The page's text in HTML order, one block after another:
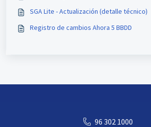
SGA Lite - Actualización (detalle técnico)
Registro de cambios Ahora 5 BBDD
96 302 1000